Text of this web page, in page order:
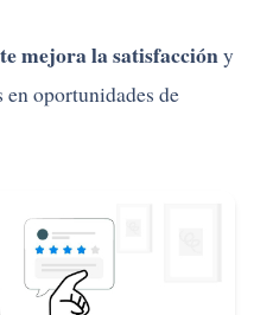
mejoralasatisfaccióny
en oportunidades de